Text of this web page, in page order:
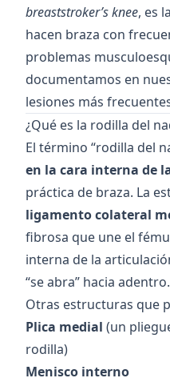
breaststroker’s knee, es
hacen braza con
problemas
documentamos en
lesiones más
¿Qué es la rodilla del
El término “rodilla del
en la cara interna de
práctica de braza. La
ligamento colateral
fibrosa que une el
interna de la
“se abra” hacia adentro.
Otras estructuras que
Plica medial (un
rodilla)
Menisco interno